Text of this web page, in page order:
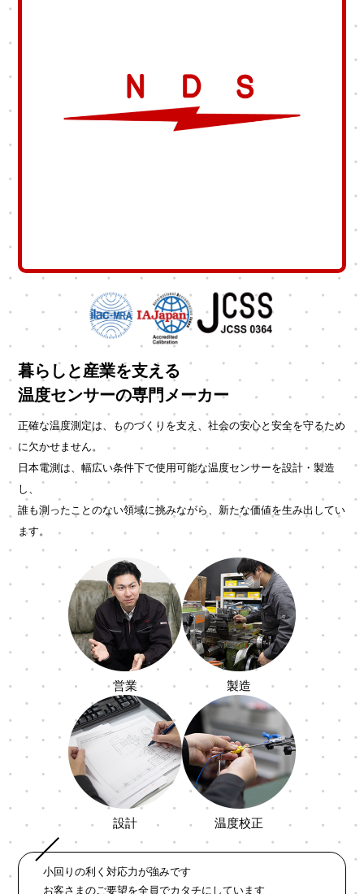
暮らしと産業を支える
温度センサーの専門メーカー
正確な温度測定は、ものづくりを支え、社会の安心と安全を守るため
に欠かせません。
日本電測は、幅広い条件下で使用可能な温度センサーを設計・製造
し、
誰も測ったことのない領域に挑みながら、新たな価値を生み出してい
ます。
営業 製造
設計 温度校正
小回りの利く対応力が強みです
お客さまのご要望を全員でカタチにしています